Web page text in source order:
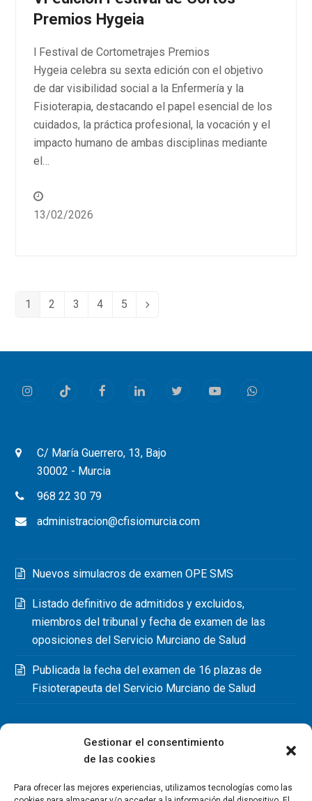
Gestionar el consentimiento
de las cookies
Para ofrecer las mejores experiencias, utilizamos tecnologías como las
Premios Hygeia
l Festival de Cortometrajes Premios
Hygeia celebra su sexta edición con el objetivo
de dar visibilidad social a la Enfermería y la
Fisioterapia, destacando el papel esencial de los
cuidados, la práctica profesional, la vocación y el
impacto humano de ambas disciplinas mediante
el…
13/02/2026
Page
1 Page
2 Page
3 Page
4 Page
5 Siguiente
InstagramTiktok FacebookLinkedInTwitterYoutubeWhatsapp
C/ María Guerrero, 13, Bajo
30002 - Murcia
968 22 30 79
administracion@cfisiomurcia.com
Nuevos simulacros de examen OPE SMS
Listado definitivo de admitidos y excluidos,
miembros del tribunal y fecha de examen de las
oposiciones del Servicio Murciano de Salud
Publicada la fecha del examen de 16 plazas de
Fisioterapeuta del Servicio Murciano de Salud